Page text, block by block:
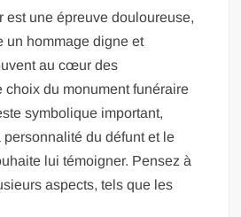
est une épreuve douloureuse,
un hommage digne et
au cœur des
choix du monument funéraire
symbolique important,
personnalité du défunt et le
lui témoigner. Pensez à
aspects, tels que les